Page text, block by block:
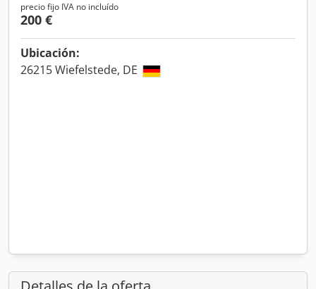
precio fijo IVA no incluído
200 €
Ubicación:
26215 Wiefelstede, DE